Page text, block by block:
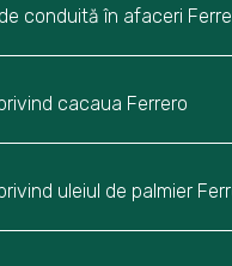
conduită în afaceri
cacaua Ferrero
uleiul de palmier